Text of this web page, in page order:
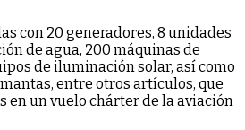
con 20 generadores, 8 unidades
de agua, 200 máquinas de
de iluminación solar, así como
entre otros artículos, que
en un vuelo chárter de la aviación